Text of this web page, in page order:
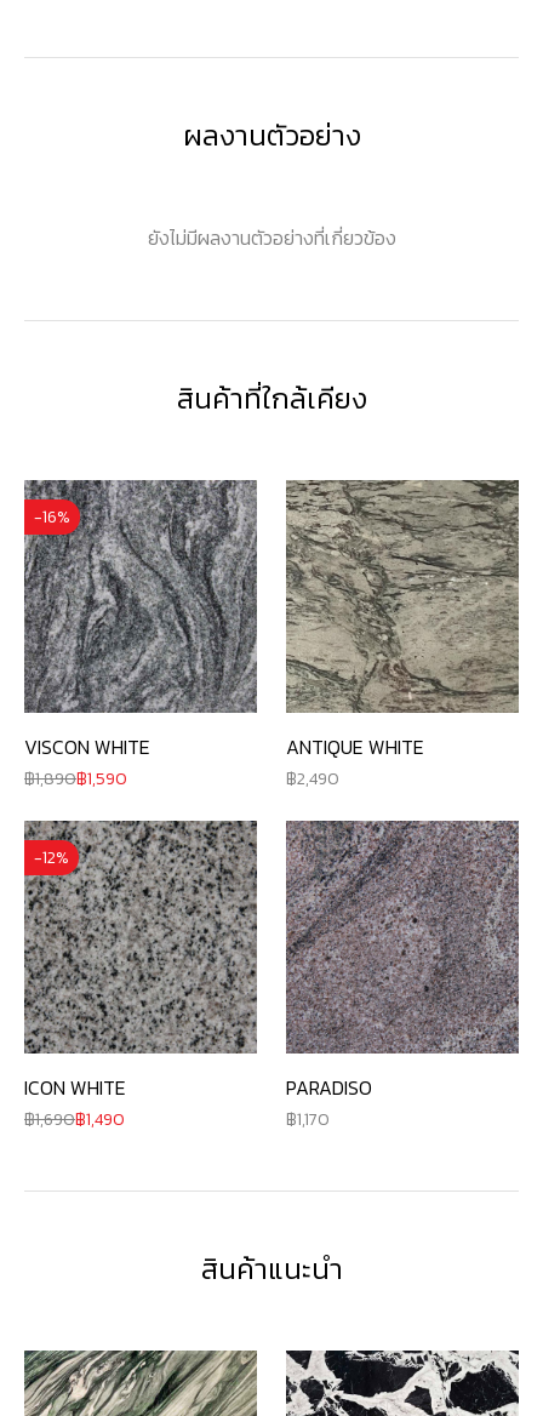
ผลงานตัวอย่าง
ยังไม่มีผลงานตัวอย่างที่เกี่ยวข้อง
สินค้าที่ใกล้เคียง
-16%
VISCON WHITE
1,890 1,590
ANTIQUE WHITE
2,490
-12%
ICON WHITE
1,690 1,490
PARADISO
1,170
สินค้าแนะนำ